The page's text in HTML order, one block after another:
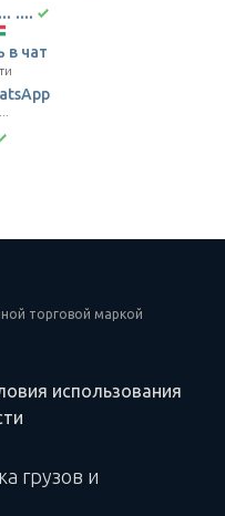
....
в чат
торговой маркой
использования
грузов и